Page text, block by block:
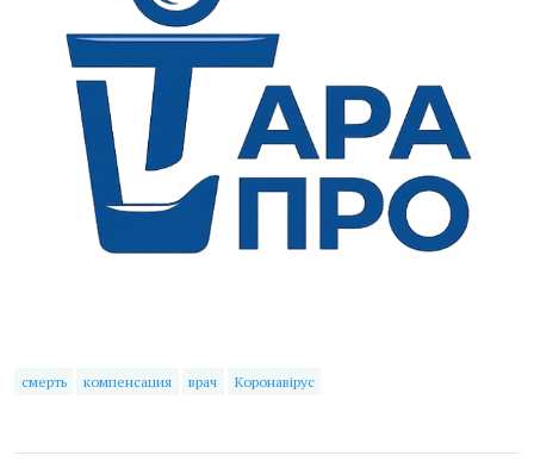
смерть компенсация врач Коронавірус